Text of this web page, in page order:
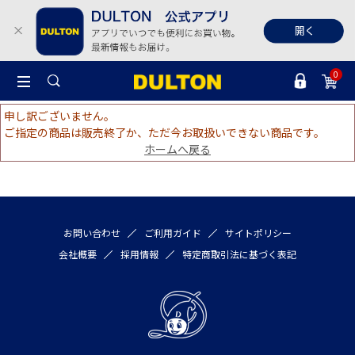
0
申し訳ございません。
ご指定の商品は販売終了か、ただ今お取扱いできない商品です。
ホームへ戻る
お問い合わせ ご利用ガイド
サイトポリシー
会社概要
採用情報 特定商取引法に基づく表記